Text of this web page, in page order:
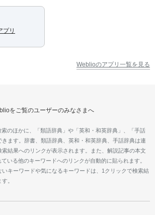
プリ
Weblioのアプリ一覧を見る
をご覧のユーザーのみなさまへ
のほかに、「類語辞典」や「英和・和英辞典」、「手話
ます。辞書、類語辞典、英和・和英辞典、手話辞典は連
結果へのリンクが表示されます。また、解説記事の本文
いる他のキーワードへのリンクが自動的に貼られます。
キーワードや気になるキーワードは、1クリックで検索結
。